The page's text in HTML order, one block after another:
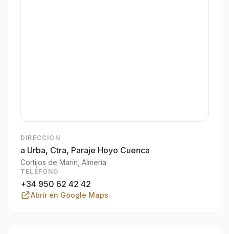
DIRECCIÓN
a Urba, Ctra, Paraje Hoyo Cuenca
Cortijos de Marín , Almería
TELÉFONO
+34 950 62 42 42
Abrir en Google Maps